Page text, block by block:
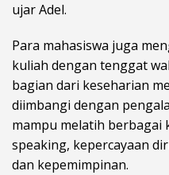
ujar Adel.
Para mahasiswa juga
kuliah dengan tenggat
bagian dari keseharian
diimbangi dengan
mampu melatih berbagai
speaking, kepercayaan
dan kepemimpinan.